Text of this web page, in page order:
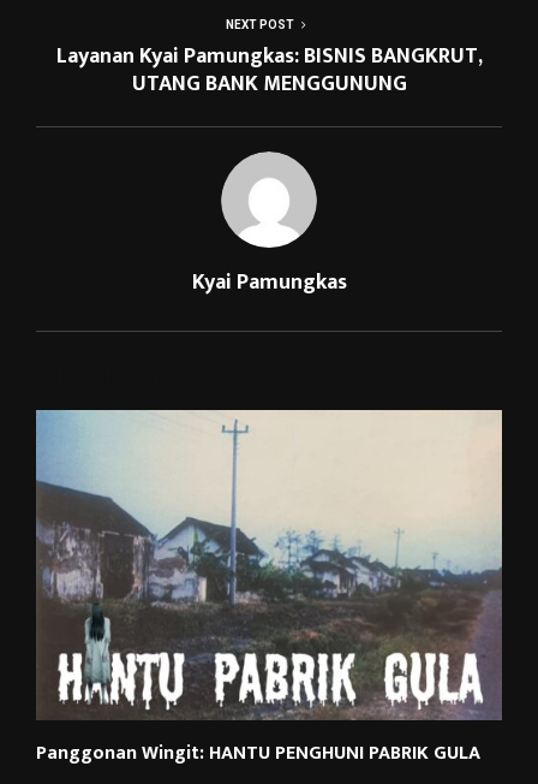
NEXT POST
Layanan Kyai Pamungkas: BISNIS BANGKRUT,
UTANG BANK MENGGUNUNG
Kyai Pamungkas
Panggonan Wingit: HANTU PENGHUNI PABRIK GULA